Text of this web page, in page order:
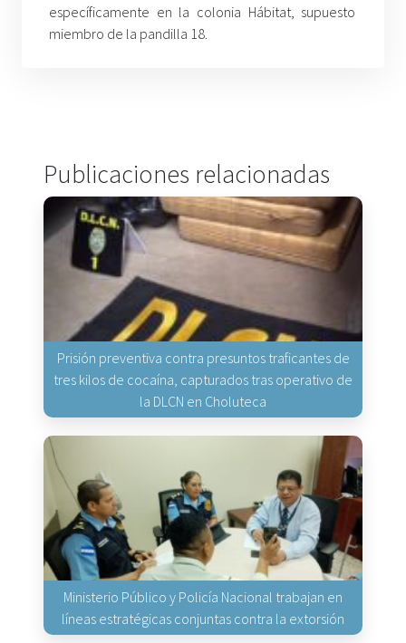
específicamente en la colonia Hábitat, supuesto
miembro de la pandilla 18.
Publicaciones relacionadas
Prisión preventiva contra presuntos traficantes de
tres kilos de cocaína, capturados tras operativo de
la DLCN en Choluteca
Ministerio Público y Policía Nacional trabajan en
líneas estratégicas conjuntas contra la extorsión